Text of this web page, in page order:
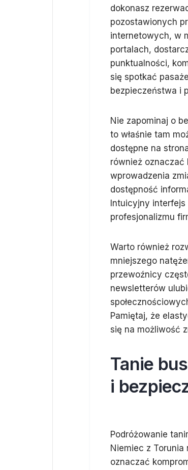
dokonasz
pozostawionych
internetowych, w
portalach,
punktualności,
się spotkać
bezpieczeństwa i
Nie zapominaj o
to właśnie tam
dostępne na
również
wprowadzenia
dostępność
Intuicyjny
profesjonalizmu
Warto również
mniejszego
przewoźnicy
newsletterów
Pamiętaj, że
się na możliwość
Tanie
i
Podróżowanie
Niemiec z Torunia
oznaczać